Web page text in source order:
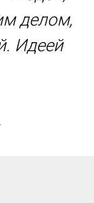
делом,
Идеей